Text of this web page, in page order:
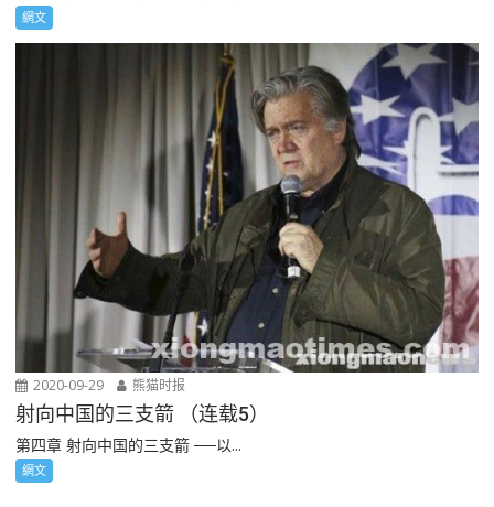
網文
2020-09-29 熊猫时报
射向中国的三支箭 （连载5）
第四章 射向中国的三支箭 ──以...
網文